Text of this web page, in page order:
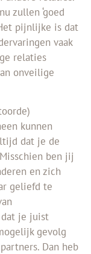
zullen ‘goed
pijnlijke is dat
vaak
relaties
onveilige
kunnen
dat je de
ben jij
en zich
geliefd te
dat je juist
gevolg
Dan heb